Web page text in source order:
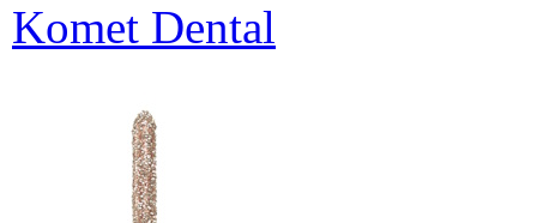
Komet Dental